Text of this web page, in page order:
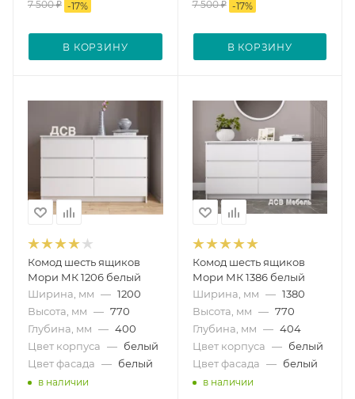
7 500₽ -17%
В КОРЗИНУ
7 500₽ -17%
В КОРЗИНУ
Комод шесть ящиков
Мори МК 1206 белый
Ширина, мм — 1200
Высота, мм — 770
Глубина, мм — 400
Цвет корпуса — белый
Цвет фасада — белый
в наличии
Комод шесть ящиков
Мори МК 1386 белый
Ширина, мм — 1380
Высота, мм — 770
Глубина, мм — 404
Цвет корпуса — белый
Цвет фасада — белый
в наличии